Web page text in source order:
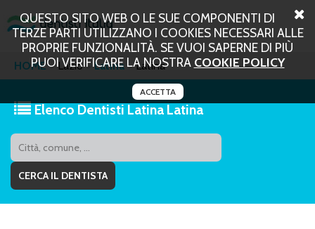
QUESTO SITO WEB O LE SUE COMPONENTI DI
TERZE PARTI UTILIZZANO I COOKIES NECESSARI ALLE
PROPRIE FUNZIONALITÀ. SE VUOI SAPERNE DI PIÙ
PUOI VERIFICARE LA NOSTRA COOKIE POLICY
ACCETTA
HOME Lazio Latina Latina
Elenco Dentisti Latina Latina